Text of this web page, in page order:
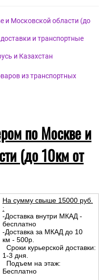
и Московской области (до
и транспортные
и Казахстан
из транспортных
по Москве и
(до 10км от
На сумму свыше 15000 руб.
:
-Доставка внутри МКАД -
бесплатно
-Доставка за МКАД до 10
км - 500р.
Сроки курьерской доставки:
1-3 дня.
Подъем на этаж:
Бесплатно